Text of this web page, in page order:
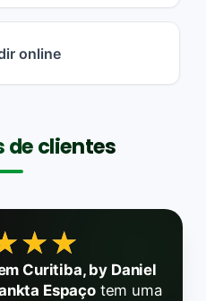
online
de clientes
Curitiba, by Daniel
Espaçotem uma